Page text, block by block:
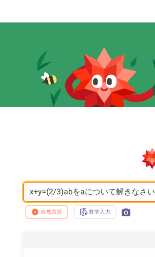
x+y=(2/3)abをaについて解きなさい
自然言語 数学入力